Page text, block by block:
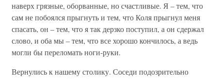
наверх грязные, оборванные, но счастливые. Я – тем, что
сам не побоялся прыгнуть и тем, что Коля прыгнул меня
спасать, он – тем, что я так дерзко поступил, а он сдержал
слово, и оба мы – тем, что все хорошо кончилось, а ведь
могли бы переломать ноги-руки.
Вернулись к нашему столику. Соседи подозрительно